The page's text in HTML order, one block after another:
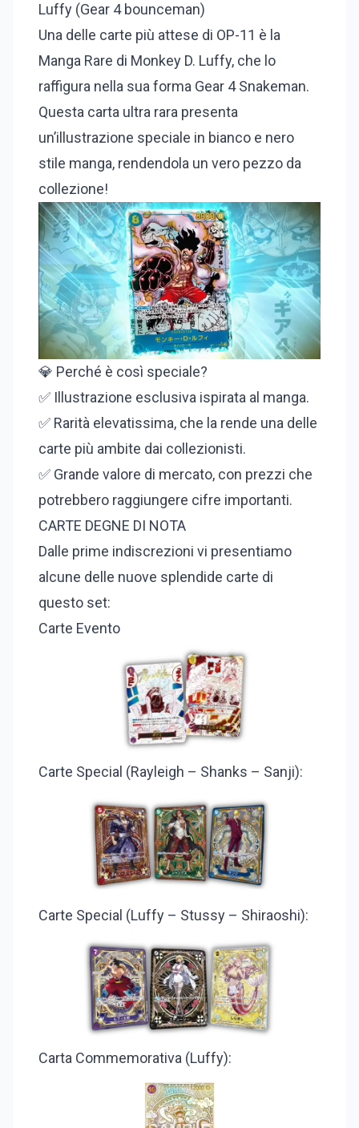
Luffy (Gear 4 bounceman)
Una delle carte più attese di OP-11 è la
Manga Rare di Monkey D. Luffy, che lo
raffigura nella sua forma Gear 4 Snakeman.
Questa carta ultra rara presenta
un’illustrazione speciale in bianco e nero
stile manga, rendendola un vero pezzo da
collezione!
💎 Perché è così speciale?
✅ Illustrazione esclusiva ispirata al manga.
✅ Rarità elevatissima, che la rende una delle
carte più ambite dai collezionisti.
✅ Grande valore di mercato, con prezzi che
potrebbero raggiungere cifre importanti.
CARTE DEGNE DI NOTA
Dalle prime indiscrezioni vi presentiamo
alcune delle nuove splendide carte di
questo set:
Carte Evento
Carte Special (Rayleigh – Shanks – Sanji):
Carte Special (Luffy – Stussy – Shiraoshi):
Carta Commemorativa (Luffy):